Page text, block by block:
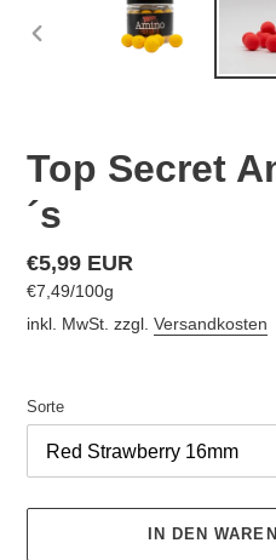
VORHERIGER
Top Secret
´s
Normaler
Preis
€5,99 EUR
Einzelpreis
€7,49/pro
100g
inkl. MwSt. zzgl. Versandkosten
Sorte
IN DEN